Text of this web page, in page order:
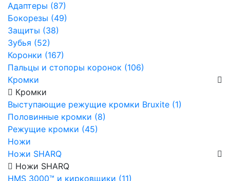
Адаптеры (87)
Бокорезы (49)
Защиты (38)
Зубья (52)
Коронки (167)
Пальцы и стопоры коронок (106)
Кромки
Кромки
Выступающие режущие кромки Bruxite (1)
Половинные кромки (8)
Режущие кромки (45)
Ножи
Ножи SHARQ
Ножи SHARQ
HMS 3000™ и кирковщики (11)